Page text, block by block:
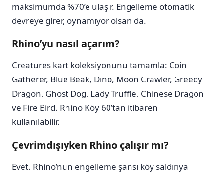
maksimumda %70’e ulaşır. Engelleme otomatik
devreye girer, oynamıyor olsan da.
Rhino’yu nasıl açarım?
Creatures kart koleksiyonunu tamamla: Coin
Gatherer, Blue Beak, Dino, Moon Crawler, Greedy
Dragon, Ghost Dog, Lady Truffle, Chinese Dragon
ve Fire Bird. Rhino Köy 60’tan itibaren
kullanılabilir.
Çevrimdışıyken Rhino çalışır mı?
Evet. Rhino’nun engelleme şansı köy saldırıya